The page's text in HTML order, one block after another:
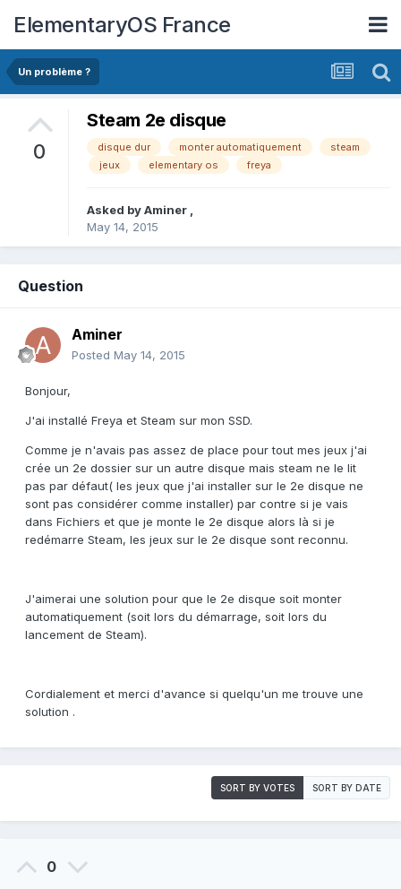
ElementaryOS France
Un problème ?
0
Steam 2e disque
disque dur monter automatiquement
steam
jeux
elementary os freya
Asked byAminer ,
May 14, 2015
Question
Aminer
Posted May 14, 2015
Bonjour,
J'ai installé Freya et Steam sur mon SSD.
Comme je n'avais pas assez de place pour tout mes jeux j'ai
crée un 2e dossier sur un autre disque mais steam ne le lit
pas par défaut( les jeux que j'ai installer sur le 2e disque ne
sont pas considérer comme installer) par contre si je vais
dans Fichiers et que je monte le 2e disque alors là si je
redémarre Steam, les jeux sur le 2e disque sont reconnu.
J'aimerai une solution pour que le 2e disque soit monter
automatiquement (soit lors du démarrage, soit lors du
lancement de Steam).
Cordialement et merci d'avance si quelqu'un me trouve une
solution .
SORT BY VOTES SORT BY DATE
0